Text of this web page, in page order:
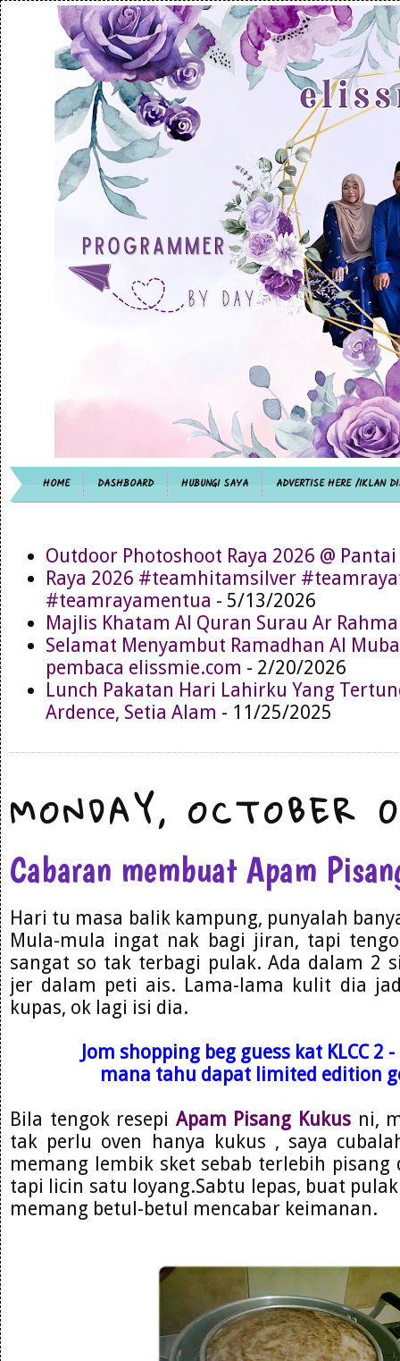
HOME DASHBOARD HUBUNGI SAYA ADVERTISE HERE /IKLAN
Outdoor Photoshoot Raya 2026 @ Pantai
Raya 2026 #teamhitamsilver
#teamrayamentua - 5/13/2026
Majlis Khatam Al Quran Surau Ar
Selamat Menyambut Ramadhan Al
pembaca elissmie.com - 2/20/2026
Lunch Pakatan Hari Lahirku Yang
Ardence, Setia Alam - 11/25/2025
MONDAY, OCTOBER
Cabaran membuat Apam
Hari tu masa balik kampung, punyalah
Mula-mula ingat nak bagi jiran, tapi
sangat so tak terbagi pulak. Ada dalam 2
jer dalam peti ais. Lama-lama kulit dia
kupas, ok lagi isi dia.
Jom shopping beg guess kat KLCC 2
mana tahu dapat limited edition
Bila tengok resepi Apam Pisang Kukus ni,
tak perlu oven hanya kukus , saya
memang lembik sket sebab terlebih
tapi licin satu loyang.Sabtu lepas, buat
memang betul-betul mencabar keimanan.